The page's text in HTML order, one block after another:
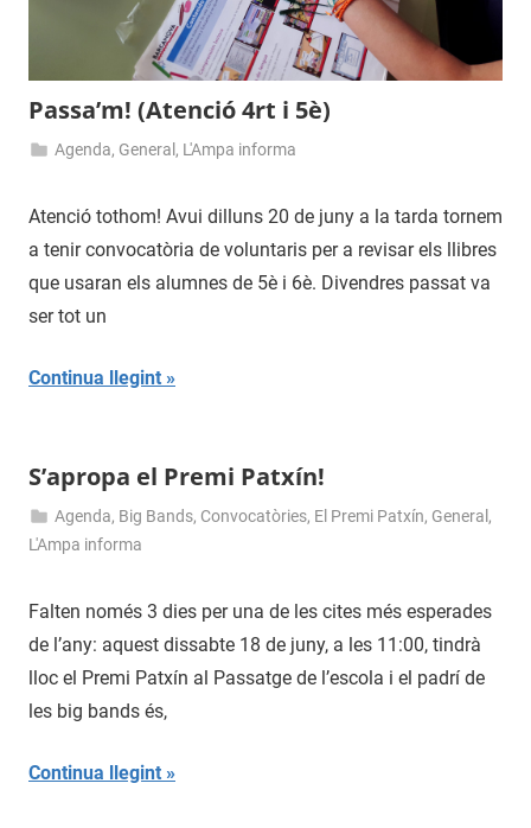
Passa’m! (Atenció 4rt i 5è)
de
2016
Agenda, General , L'Ampa informa
Atenció tothom! Avui dilluns 20 de juny a la tarda tornem
a tenir convocatòria de voluntaris per a revisar els llibres
que usaran els alumnes de 5è i 6è. Divendres passat va
ser tot un
Continua llegint
S’apropa el Premi Patxín!
15
juny
admin
Agenda, Big Bands, Convocatòries, El Premi Patxín, General ,
L'Ampa informa
Falten només 3 dies per una de les cites més esperades
de l’any: aquest dissabte 18 de juny, a les 11:00, tindrà
lloc el Premi Patxín al Passatge de l’escola i el padrí de
les big bands és,
Continua llegint